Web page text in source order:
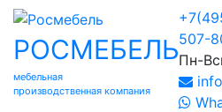
РОСМЕБЕЛЬ
мебельная
производственная компания
507-
Пн-